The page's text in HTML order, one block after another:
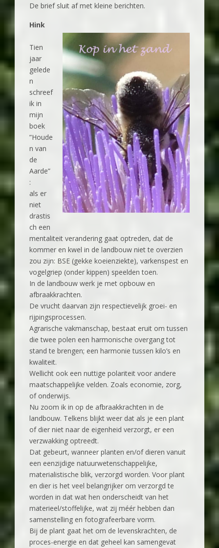
De brief sluit af met kleine berichten.
Hink
Tien
jaar
gelede
n
schreef
ik in
mijn
boek
”Houde
n van
de
Aarde”
:
als er
niet
drastis
ch een
mentaliteit verandering gaat optreden, dat de
kommer en kwel in de landbouw niet te overzien
zou zijn: BSE (gekke koeienziekte), varkenspest en
vogelgriep (onder kippen) speelden toen.
In de landbouw werk je met opbouw en
afbraakkrachten.
De vrucht daarvan zijn respectievelijk groei- en
rijpingsprocessen.
Agrarische vakmanschap, bestaat eruit om tussen
die twee polen een harmonische overgang tot
stand te brengen; een harmonie tussen kilo’s en
kwaliteit.
Wellicht ook een nuttige polariteit voor andere
maatschappelijke velden. Zoals economie, zorg,
of onderwijs.
Nu zoom ik in op de afbraakkrachten in de
landbouw. Telkens blijkt weer dat als je een plant
of dier niet naar de eigenheid verzorgt, er een
verzwakking optreedt.
Dat gebeurt, wanneer planten en/of dieren vanuit
een eenzijdige natuurwetenschappelijke,
materialistische blik, verzorgd worden. Voor plant
en dier is het veel belangrijker om verzorgd te
worden in dat wat hen onderscheidt van het
materieel/stoffelijke, wat zij méér hebben dan
samenstelling en fotografeerbare vorm.
Bij de plant gaat het om de levenskrachten, de
proces-energie en dat geheel kan samengevat